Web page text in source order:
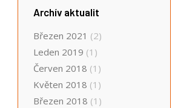
Archív aktualit
Březen 2021 (2)
Leden 2019 (1)
Červen 2018 (1)
Květen 2018 (1)
Březen 2018 (1)